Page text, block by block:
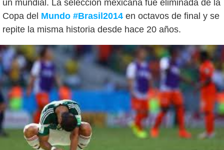
un mundial. La selección mexicana fue eliminada de la
Copa del Mundo #Brasil2014 en octavos de final y se